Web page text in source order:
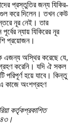
প্রস্তুতির জন্য যিকির-
করে দিলেন। তখন কেউ
নূর নেই। তার
ন্যায় যিকিরের নূর
প্রয়োজন।
এজন্য অস্থির করেছে যে,
করেনি। যদি ঐ সকল
পরিপূর্ণ হয়ে যাবে। কিন্তু
এ কাজে অংশগ্রহণ
কর্তৃকপ্রকাশিত